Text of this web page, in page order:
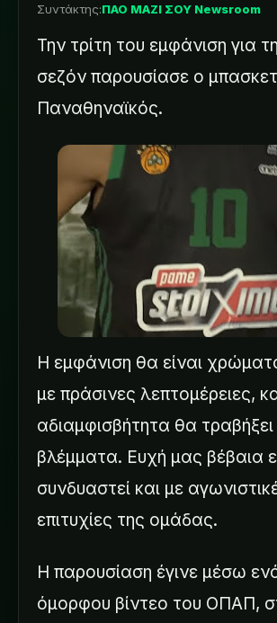
Συντάκτης:ΠΑΟ ΜΑΖΙ ΣΟΥ Newsroom
Την τρίτη του εμφάνιση για
σεζόν παρουσίασε ο
Παναθηναϊκός.
Η εμφάνιση θα είναι
με πράσινες λεπτομέρειες,
αδιαμφισβήτητα θα
βλέμματα. Ευχή μας βέβαια
συνδυαστεί και με
επιτυχίες της ομάδας.
Η παρουσίαση έγινε μέσω
όμορφου βίντεο του ΟΠΑΠ,